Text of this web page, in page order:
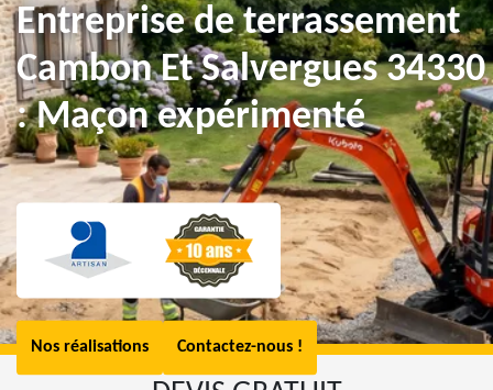
Entreprise de terrassement
Cambon Et Salvergues 34330
: Maçon expérimenté
Nos réalisations Contactez-nous !